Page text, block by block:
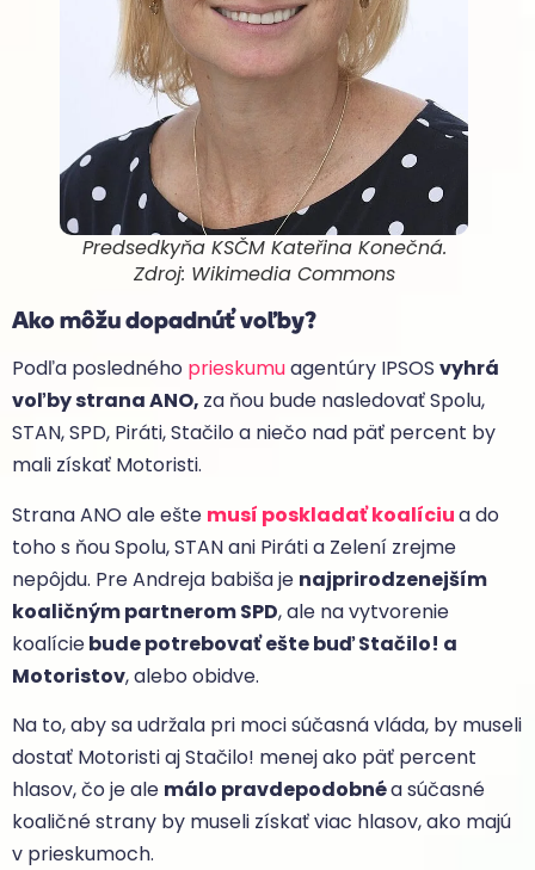
Predsedkyňa KSČM Kateřina Konečná.
Zdroj: Wikimedia Commons
Ako môžu dopadnúť voľby?
Podľa posledného prieskumuagentúry IPSOS vyhrá
voľby strana ANO, za ňou bude nasledovať Spolu,
STAN, SPD, Piráti, Stačilo a niečo nad päť percent by
mali získať Motoristi.
Strana ANO ale ešte musí poskladať koalíciua do
toho s ňou Spolu, STAN ani Piráti a Zelení zrejme
nepôjdu. Pre Andreja babiša je najprirodzenejším
koaličným partnerom SPD, ale na vytvorenie
koalíciebude potrebovať ešte buď Stačilo! a
Motoristov, alebo obidve.
Na to, aby sa udržala pri moci súčasná vláda, by museli
dostať Motoristi aj Stačilo! menej ako päť percent
hlasov, čo je ale málo pravdepodobnéa súčasné
koaličné strany by museli získať viac hlasov, ako majú
v prieskumoch.